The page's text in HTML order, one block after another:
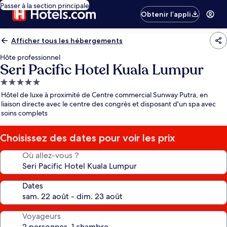
Passer à la section principale
Obtenir l’appli
Afficher tous les hébergements
Hôte professionnel
Seri Pacific Hotel Kuala Lumpur
Hébergement
5.0 étoiles
Hôtel de luxe à proximité de Centre commercial Sunway Putra, en
liaison directe avec le centre des congrès et disposant d'un spa avec
soins complets
Choisissez des dates pour voir les prix
Où allez-vous ?
Dates
Voyageurs